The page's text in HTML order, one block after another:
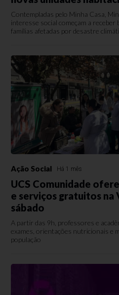
Contempladas pelo Minha Casa,
interesse social começam a
famílias afetadas por desastre
Ação Social Há 1 mês
UCS Comunidade
e serviços gratuitos na
sábado
A partir das 9h, professores e
exames, orientações nutricionais e
população